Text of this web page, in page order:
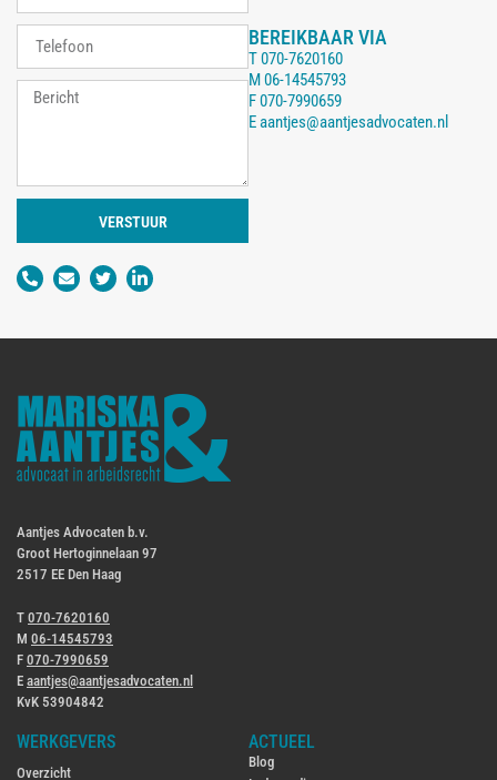
VERSTUUR
BEREIKBAAR VIA
T070-7620160
M06-14545793
F070-7990659
Eaantjes@aantjesadvocaten.nl
Aantjes Advocaten b.v.
Groot Hertoginnelaan 97
2517 EE Den Haag
T 070-7620160
M 06-14545793
F 070-7990659
E aantjes@aantjesadvocaten.nl
KvK 53904842
WERKGEVERS
Overzicht
ACTUEEL
Blog